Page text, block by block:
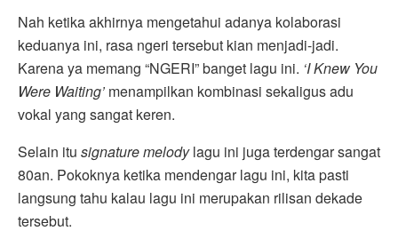
Nah ketika akhirnya mengetahui adanya kolaborasi
keduanya ini, rasa ngeri tersebut kian menjadi-jadi.
Karena ya memang “NGERI” banget lagu ini. ‘I Knew You
Were Waiting’ menampilkan kombinasi sekaligus adu
vokal yang sangat keren.
Selain itu signature melodylagu ini juga terdengar sangat
80an. Pokoknya ketika mendengar lagu ini, kita pasti
langsung tahu kalau lagu ini merupakan rilisan dekade
tersebut.